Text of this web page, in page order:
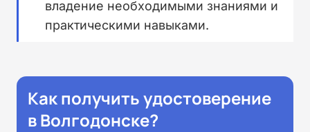
владение необходимыми знаниями и
практическими навыками.
Как получить удостоверение
в Волгодонске?